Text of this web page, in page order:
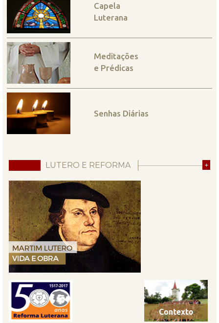
Capela
Luterana
Meditações
e Prédicas
Senhas Diárias
LUTERO E REFORMA +